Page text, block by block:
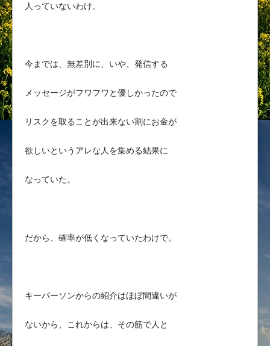
人っていないわけ。
今までは、無差別に、いや、発信する
メッセージがフワフワと優しかったので
リスクを取ることが出来ない割にお金が
欲しいというアレな人を集める結果に
なっていた。
だから、確率が低くなっていたわけで。
キーパーソンからの紹介はほぼ間違いが
ないから、これからは、その筋で人と